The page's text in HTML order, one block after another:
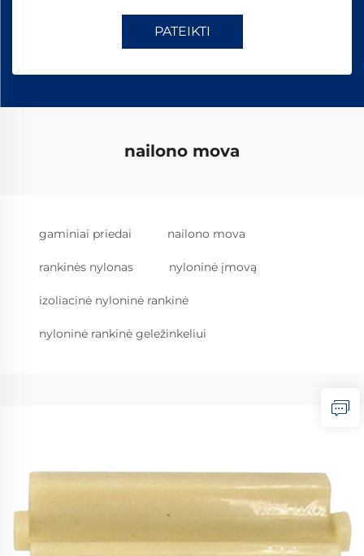
PATEIKTI
nailono mova
gaminiai priedai nailono mova
rankinės nylonas nyloninė įmovą
izoliacinė nyloninė rankinė
nyloninė rankinė geležinkeliui